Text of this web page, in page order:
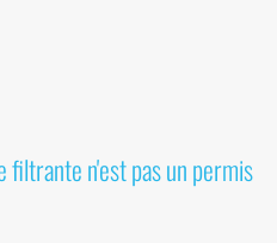
filtrante n'est pas un permis